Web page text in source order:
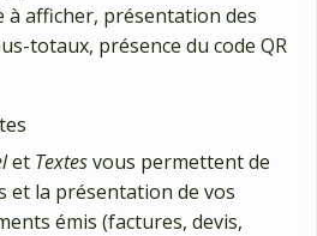
à afficher, présentation des
totaux, présence du code QR
et Textesvous permettent de
et la présentation de vos
émis (factures, devis,